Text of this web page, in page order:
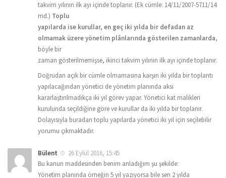
takvim yılının ilk ayı içinde toplanır. (Ek cümle: 14/11/2007-5711/14
md.) Toplu
yapılarda ise kurullar, en geç iki yılda bir defadan az
olmamak üzere yönetim plânlarında gösterilen zamanlarda,
böyle bir
zaman gösterilmemişse, ikinci takvim yılının ilk ayı içinde toplanır.
Doğrudan açık bir cümle olmamasına karşın iki yılda bir toplantı
yapılacağından yönetici de yönetim planında aksi
kararlaştırılmadıkça iki yıl görev yapar. Yönetici kat malikleri
kurulunda seçildiğine göre ve kurullar da iki yılda bir toplanır.
Dolayısıyla buradan toplu yapılarda yönetici iki yıl için seçilebilir
yorumu çıkmaktadır.
Bülent
26 Eylül 2016, 15:45
Bu kanun maddesinden benim anladığım şu şekilde:
Yönetim planında örneğin 5 yıl yazıyorsa bile sen 2 yılda